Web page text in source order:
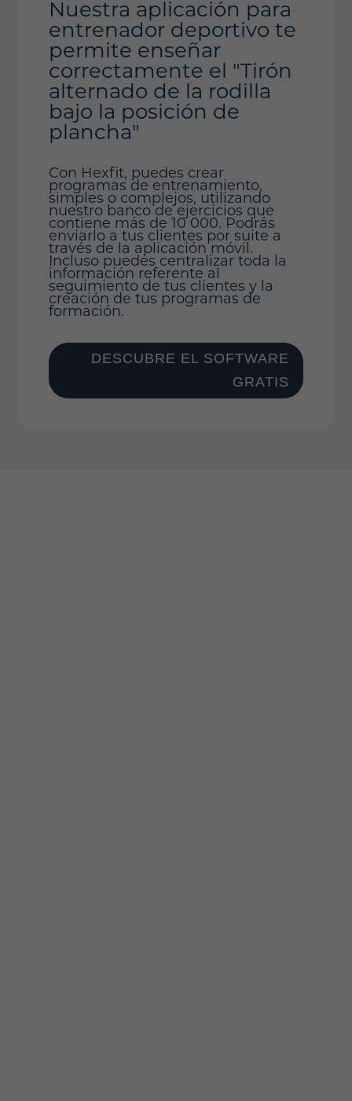
Nuestra aplicación para
entrenador deportivo te
permite enseñar
correctamente el "Tirón
alternado de la rodilla
bajo la posición de
plancha"
Con Hexfit, puedes crear
programas de entrenamiento,
simples o complejos, utilizando
nuestro banco de ejercicios que
contiene más de 10 000. Podrás
enviarlo a tus clientes por suite a
través de la aplicación móvil.
Incluso puedes centralizar toda la
información referente al
seguimiento de tus clientes y la
creación de tus programas de
formación.
DESCUBRE EL SOFTWARE
GRATIS